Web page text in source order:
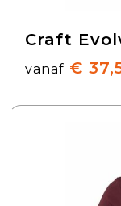
Craft
vanaf €